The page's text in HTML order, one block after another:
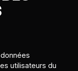
utilisateurs du